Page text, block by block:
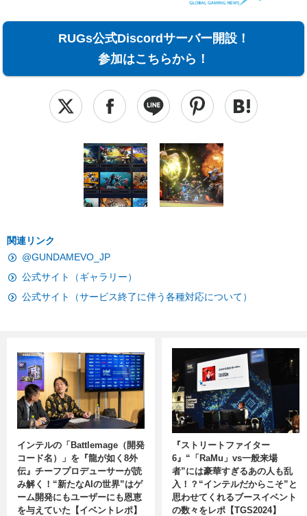
RUGs公式Discordサーバー開設！
参加はこちらから！
関連リンク
@GUNDAMEVO_JP
公式サイト（ギャラリー）
公式サイト（サービス終了に伴う各種対応について）
インテルの「Battlemage（開発
コード名）」を『龍が如く8外
伝』チーフプロデューサーが読
み解く！“新たなAIの世界”はゲ
ーム開発にもユーザーにも恩恵
を与えていた【イベントレポ】
『ストリートファイター
6』“「RaMu」vs一般来場
者”には豪華すぎるあの人も乱
入！？“インテルだからこそ”と
思わせてくれるブースイベント
の数々をレポ【TGS2024】